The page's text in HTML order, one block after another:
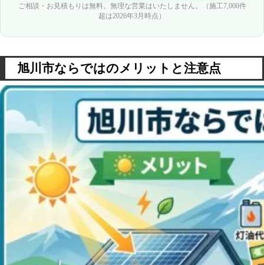
ご相談・お見積もりは無料。無理な営業はいたしません。（施工7,000件
超は2026年3月時点）
旭川市ならではのメリットと注意点